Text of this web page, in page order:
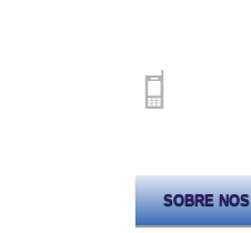
SOBRE NOS